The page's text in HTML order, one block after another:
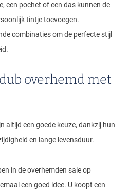
een pochet of een das kunnen de
tintje toevoegen.
combinaties om de perfecte stijl
overhemd met
altijd een goede keuze, dankzij hun
en lange levensduur.
in de overhemden sale op
een goed idee. U koopt een